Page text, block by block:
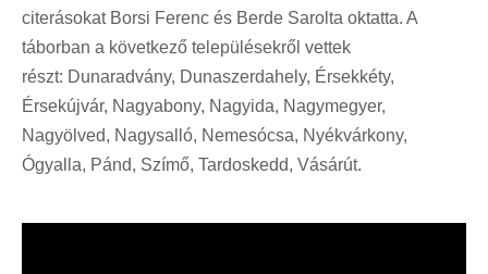
citerásokat Borsi Ferenc és Berde Sarolta oktatta. A
táborban a következő településekről vettek
részt: Dunaradvány, Dunaszerdahely, Érsekkéty,
Érsekújvár, Nagyabony, Nagyida, Nagymegyer,
Nagyölved, Nagysalló, Nemesócsa, Nyékvárkony,
Ógyalla, Pánd, Szímő, Tardoskedd, Vásárút.